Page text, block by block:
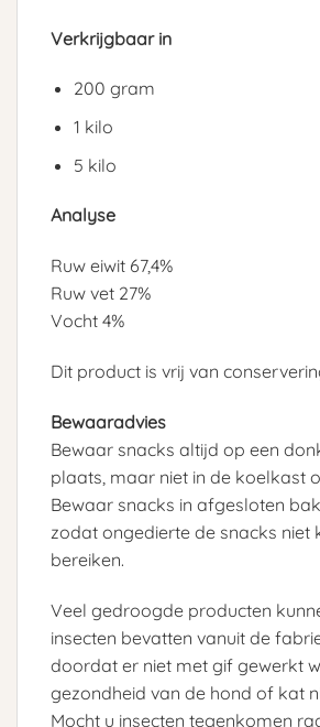
Verkrijgbaar in
200 gram
1 kilo
5 kilo
Analyse
Ruw eiwit 67,4%
Ruw vet 27%
Vocht 4%
Dit product is vrij van
Bewaaradvies
Bewaar snacks altijd op een
plaats, maar niet in de koelkast
Bewaar snacks in afgesloten
zodat ongedierte de snacks niet
bereiken.
Veel gedroogde producten
insecten bevatten vanuit de
doordat er niet met gif gewerkt
gezondheid van de hond of kat
Mocht u insecten tegenkomen